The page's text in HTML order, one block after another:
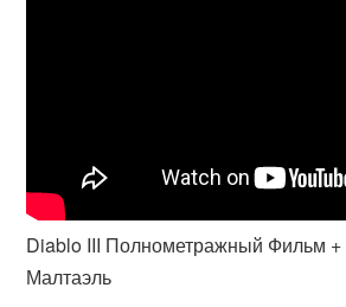
Diablo III Полнометражный Фильм
Малтаэль